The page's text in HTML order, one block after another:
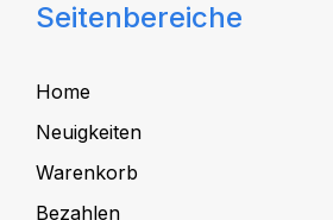
Seitenbereiche
Home
Neuigkeiten
Warenkorb
Bezahlen